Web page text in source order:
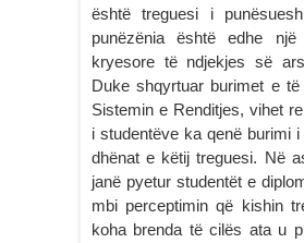
është treguesi i
punëzënia është edhe
kryesore të ndjekjes së
Duke shqyrtuar burimet e
Sistemin e Renditjes, vihet
i studentëve ka qenë burimi
dhënat e këtij treguesi. Në
janë pyetur studentët e
mbi perceptimin që kishin
koha brenda të cilës ata u